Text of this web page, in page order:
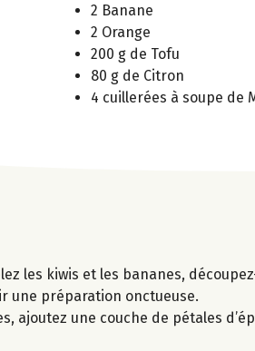
2 Banane
2 Orange
200 g de Tofu
80 g de Citron
4 cuillerées à soupe de
les kiwis et les bananes,
une préparation onctueuse.
ajoutez une couche de pétales